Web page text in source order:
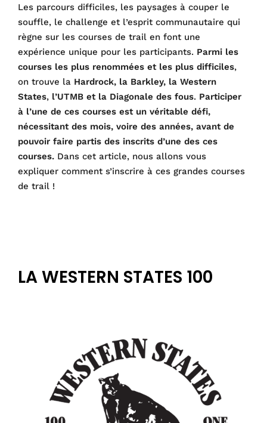
Les parcours difficiles, les paysages à couper le
souffle, le challenge et l’esprit communautaire qui
règne sur les courses de trail en font une
expérience unique pour les participants. Parmi les
courses les plus renommées et les plus difficiles,
on trouve la Hardrock, la Barkley, la Western
States, l’UTMB et la Diagonale des fous. Participer
à l’une de ces courses est un véritable défi,
nécessitant des mois, voire des années, avant de
pouvoir faire partis des inscrits d’une des ces
courses. Dans cet article, nous allons vous
expliquer comment s’inscrire à ces grandes courses
de trail !
LA WESTERN STATES 100